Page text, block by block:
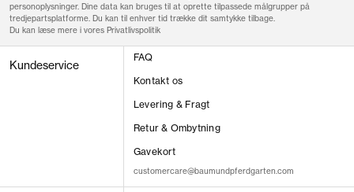
personoplysninger. Dine data kan bruges til at oprette tilpassede målgrupper på
tredjepartsplatforme. Du kan til enhver tid trække dit samtykke tilbage.
Du kan læse mere i vores Privatlivspolitik
Kundeservice
FAQ
Kontakt os
Levering & Fragt
Retur & Ombytning
Gavekort
customercare@baumundpferdgarten.com